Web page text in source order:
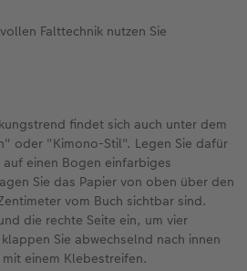
Falttechnik nutzen Sie
findet sich auch unter dem
oder "Kimono-Stil". Legen Sie dafür
einen Bogen einfarbiges
Sie das Papier von oben über den
vom Buch sichtbar sind.
die rechte Seite ein, um vier
Sie abwechselnd nach innen
einem Klebestreifen.